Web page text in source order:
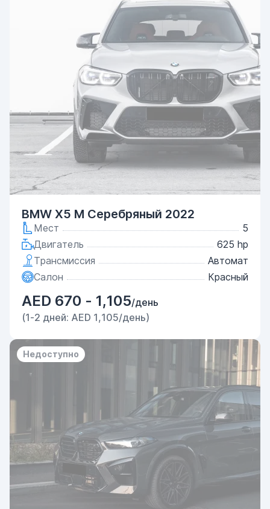
BMW X5 M Серебряный 2022
Мест
5
Двигатель
625 hp
Трансмиссия
Автомат
Салон
Красный
AED 670 - 1,105/день
(1-2 дней: AED 1,105/день)
Недоступно